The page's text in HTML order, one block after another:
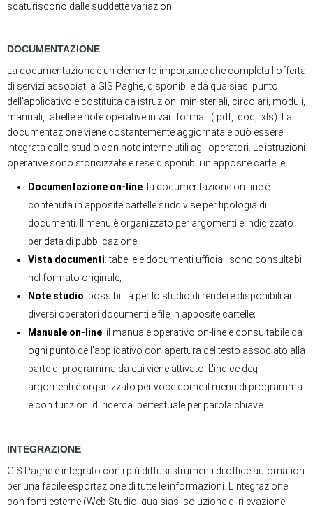
scaturiscono dalle suddette variazioni.
DOCUMENTAZIONE
La documentazione è un elemento importante che completa l'offerta
di servizi associati a GIS Paghe, disponibile da qualsiasi punto
dell'applicativo e costituita da istruzioni ministeriali, circolari, moduli,
manuali, tabelle e note operative in vari formati (.pdf, .doc, .xls). La
documentazione viene costantemente aggiornata e può essere
integrata dallo studio con note interne utili agli operatori. Le istruzioni
operative sono storicizzate e rese disponibili in apposite cartelle.
Documentazione on-line: la documentazione on-line è
contenuta in apposite cartelle suddivise per tipologia di
documenti. Il menu è organizzato per argomenti e indicizzato
per data di pubblicazione;
Vista documenti: tabelle e documenti ufficiali sono consultabili
nel formato originale;
Note studio: possibilità per lo studio di rendere disponibili ai
diversi operatori documenti e file in apposite cartelle;
Manuale on-line: il manuale operativo on-line è consultabile da
ogni punto dell'applicativo con apertura del testo associato alla
parte di programma da cui viene attivato. L'indice degli
argomenti è organizzato per voce come il menu di programma
e con funzioni di ricerca ipertestuale per parola chiave.
INTEGRAZIONE
GIS Paghe è integrato con i più diffusi strumenti di office automation
per una facile esportazione di tutte le informazioni. L'integrazione
con fonti esterne (Web Studio, qualsiasi soluzione di rilevazione